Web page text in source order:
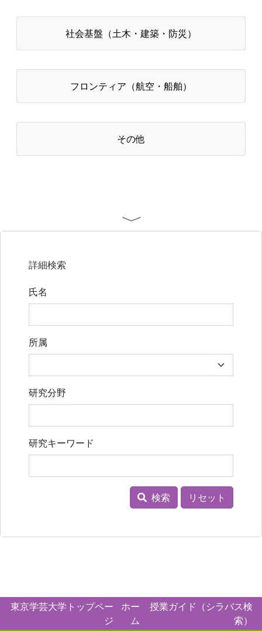
社会基盤（土木・建築・防災）
フロンティア（航空・船舶）
その他
詳細検索
氏名
所属
研究分野
研究キーワード
検索 リセット
東京学芸大学トップペー
ジ
ホー
ム
授業ガイド（シラバス検
索）